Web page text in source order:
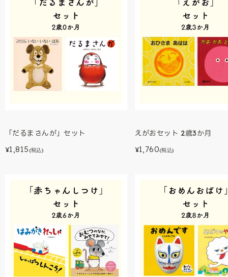
「だるまさんが」セット
¥1,815 (税込)
えがおセット 2歳3か月
¥1,760(税込)